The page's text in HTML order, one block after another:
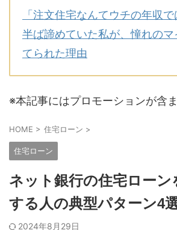
「注文住宅なんてウチの年収
半ば諦めていた私が、憧れの
てられた理由
※本記事にはプロモーションが含ま
HOME > 住宅ローン >
住宅ローン
ネット銀行の住宅ローン
する人の典型パターン4
2024年8月29日